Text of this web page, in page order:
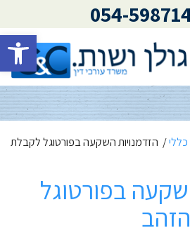
פתח
054-
כללי/ הזדמנויות השקעה בפורטוגל לקבלת
בפורטוגל